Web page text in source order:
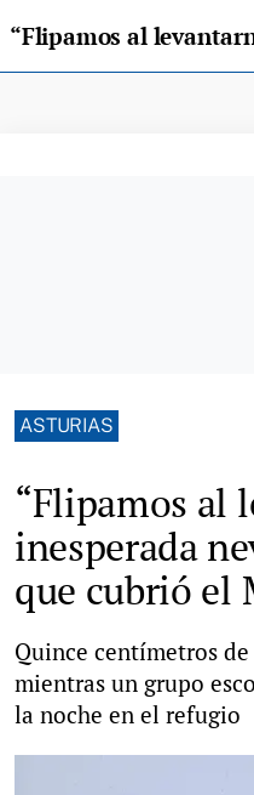
ASTURIAS
“Flipamos al
inesperada
que cubrió el
Quince centímetros
mientras un grupo
la noche en el refugio